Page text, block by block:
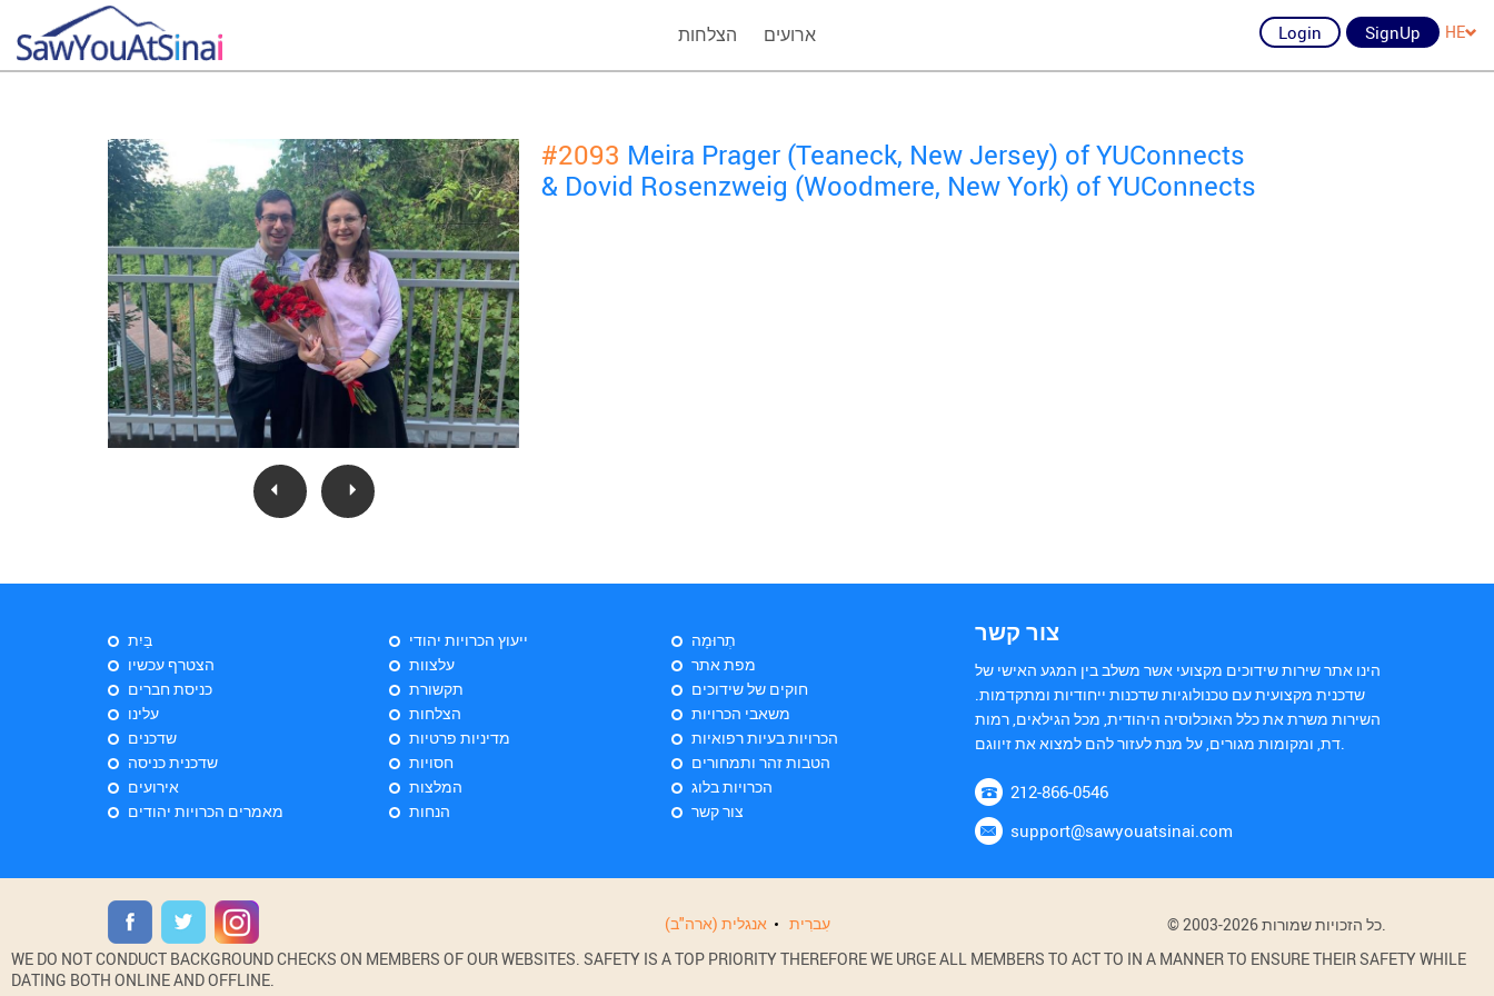
הצלחות ארועים Login SignUp HE
#2093 Meira Prager (Teaneck, New Jersey) of YUConnects
& Dovid Rosenzweig (Woodmere, New York) of YUConnects
בַּיִת
הצטרף עכשיו
כניסת חברים
עלינו
שדכנים
שדכנית כניסה
אירועים
מאמרים הכרויות יהודים
ייעוץ הכרויות יהודי
עלצוות
תקשורת
הצלחות
מדיניות פרטיות
חסויות
המלצות
הנחות
תְרוּמָה
מפת אתר
חוקים של שידוכים
משאבי הכרויות
הכרויות בעיות רפואיות
הטבות זהר ותמחורים
הכרויות בלוג
צור קשר
צור קשר
הינו אתר שירות שידוכים מקצועי אשר משלב בין המגע האישי של
שדכנית מקצועית עם טכנולוגיות שדכנות ייחודיות ומתקדמות.
השירות משרת את כלל האוכלוסיה היהודית, מכל הגילאים, רמות
212-866-0546
support@sawyouatsinai.com
אנגלית (ארה"ב) עִברִית
WE DO NOT CONDUCT BACKGROUND CHECKS ON MEMBERS OF OUR WEBSITES. SAFETY IS A TOP PRIORITY THEREFORE WE URGE ALL MEMBERS TO ACT TO IN A MANNER TO ENSURE THEIR SAFETY WHILE
DATING BOTH ONLINE AND OFFLINE.